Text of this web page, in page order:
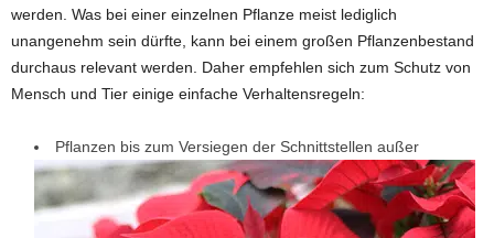
werden. Was bei einer einzelnen Pflanze meist lediglich
unangenehm sein dürfte, kann bei einem großen Pflanzenbestand
durchaus relevant werden. Daher empfehlen sich zum Schutz von
Mensch und Tier einige einfache Verhaltensregeln:
Pflanzen bis zum Versiegen der Schnittstellen außer